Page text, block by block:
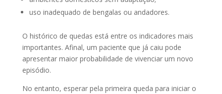
uso inadequado de bengalas ou andadores.
O histórico de quedas está entre os indicadores mais
importantes. Afinal, um paciente que já caiu pode
apresentar maior probabilidade de vivenciar um novo
episódio.
No entanto, esperar pela primeira queda para iniciar o